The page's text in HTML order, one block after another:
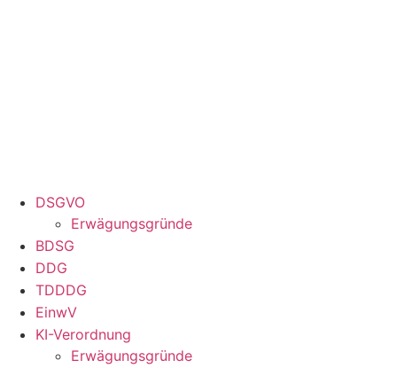
DSGVO
Erwägungsgründe
BDSG
DDG
TDDDG
EinwV
KI-Verordnung
Erwägungsgründe